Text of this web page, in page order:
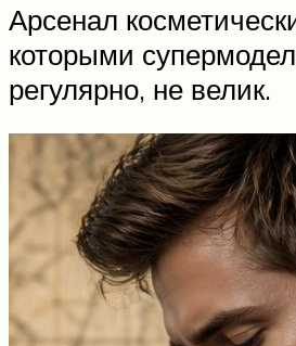
Арсенал
которыми
регулярно, не велик.